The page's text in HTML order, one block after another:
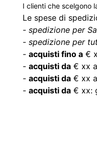
I clienti che scelgono
Le spese di
- spedizione per
- spedizione per
- acquisti fino a €
- acquisti da € xx
- acquisti da € xx
- acquisti da € xx: